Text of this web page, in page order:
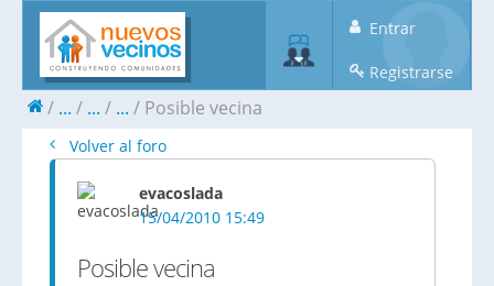
Entrar
Registrarse
... ... ... Posible vecina
Volver al foro
evacoslada
15/04/2010 15:49
Posible vecina